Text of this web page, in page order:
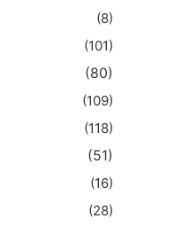
(8)
(101)
(80)
(109)
(118)
(51)
(16)
(28)